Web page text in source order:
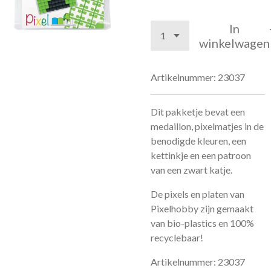
In
winkelwagen
Artikelnummer: 23037
Dit pakketje bevat een
medaillon, pixelmatjes in de
benodigde kleuren, een
kettinkje en een patroon
van een zwart katje.
De pixels en platen van
Pixelhobby zijn gemaakt
van bio-plastics en 100%
recyclebaar!
Artikelnummer: 23037